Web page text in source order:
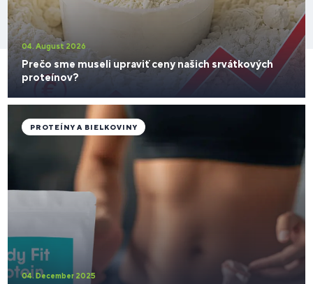
04. August 2026
Prečo sme museli upraviť ceny našich srvátkových
proteínov?
04. December 2025
PROTEÍNY A BIELKOVINY